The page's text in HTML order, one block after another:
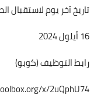
تاريخ آخر يوم لاستقبال
16 أيلول 2024
رابط التوظيف (كوبو)
x/2uQphU74